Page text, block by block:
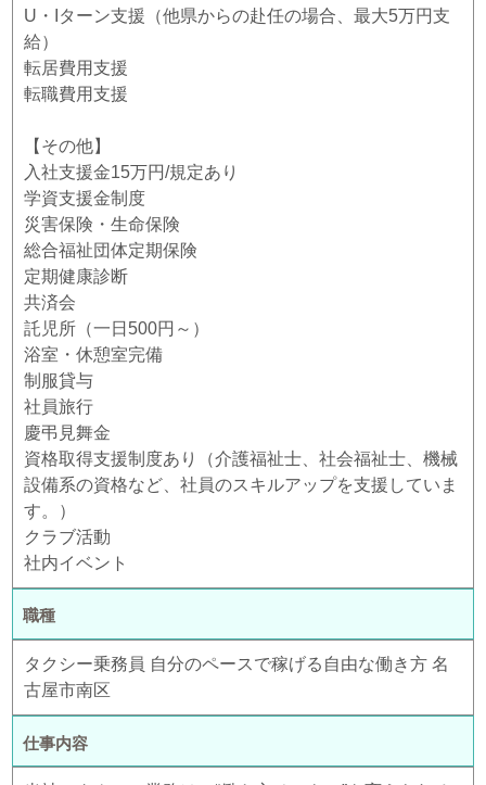
U・Iターン支援（他県からの赴任の場合、最大5万円支
給）
転居費用支援
転職費用支援
【その他】
入社支援金15万円/規定あり
学資支援金制度
災害保険・生命保険
総合福祉団体定期保険
定期健康診断
共済会
託児所（一日500円～）
浴室・休憩室完備
制服貸与
社員旅行
慶弔見舞金
資格取得支援制度あり（介護福祉士、社会福祉士、機械
設備系の資格など、社員のスキルアップを支援していま
す。）
クラブ活動
社内イベント
職種
タクシー乗務員 自分のペースで稼げる自由な働き方 名
古屋市南区
仕事内容